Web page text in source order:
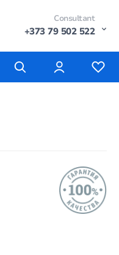
Consultant
+373 79 502 522